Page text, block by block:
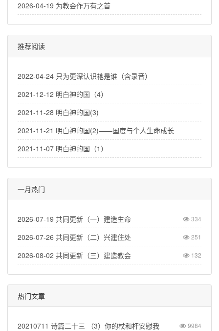
2026-04-19 为教会作万有之首
推荐阅读
2022-04-24 只为更深认识祂是谁（含录音）
2021-12-12 明白神的国（4）
2021-11-28 明白神的国(3)
2021-11-21 明白神的国(2)——国度与个人生命成长
2021-11-07 明白神的国（1）
一月热门
2026-07-19 共同更新（一）建造生命 334
2026-07-26 共同更新（二）兴建住处 251
2026-08-02 共同更新（三）建造教会 132
热门文章
20210711 诗篇二十三 （3）你的杖和杆安慰我 9984